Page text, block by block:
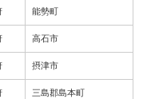
能勢町
高石市
摂津市
三島郡島本町